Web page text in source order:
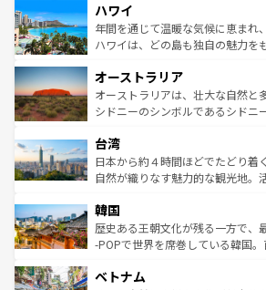
ば市内交通費無料で観光を楽しむことも
着のスイス情報はコンテンツ一覧
のような巨大都市は、観光、ショ
ンメントが詰まった刺激的なスポ
西部には大自然が広がり、グラン
部のニューオーリンズでは、音楽
文化が魅力。旅行者はアメリカの
しみながら、その多様性と豊かな
ならではの贅沢な旅のスタイルだ。 なお、新着のアメリカ
情報はコンテンツ一覧を参照して
ハワイ
年間を通じて温暖な気候に恵まれ
ハワイは、どの島も独自の魅力を
ワイ島は見逃せない。また、定番
島だが、静かな自然を求めるなら
おすすめ。エメラルドグリーンに
れるおもてなしの心で訪れる人々
人々、おいしいローカルフードや
ク、伝統的なフラダンスなど、す
ワイを、存分に味わってほしい。 なお、新着のハワイ情報
はコンテンツ一覧を参照してほし
オーストラリア
オーストラリアは、壮大な自然と
シドニーのシンボルであるシドニ
リアリーフや大陸中央部にそびえ
ク）、タスマニアの美しい原生林
ど、見どころがたくさん。また、
いる。アクティビティも充実して
ビング、ハイキングなど、アウト
い。オーストラリアの多彩な魅力
参照してほしい。
台湾
日本から約４時間ほどでたどり着
自然が織りなす魅力的な観光地。
ン）、静ひつな山岳地帯である台
と山間の静けさが共存しており、
驚きをもたらしてくれる。また、
容にもいいと評判のスイーツなど
韓国
歴史ある王朝文化が残る一方で、
-POPで世界を席巻している韓国
き、地方に足を延ばせば四季折々
ベトナム